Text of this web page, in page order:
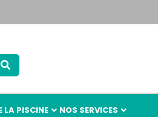
LA PISCINE NOS SERVICES